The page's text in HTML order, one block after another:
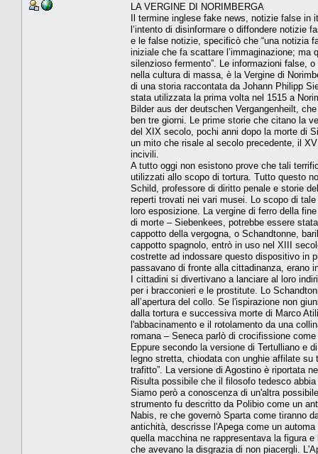
LA VERGINE DI NORIMBERGA
Il termine inglese fake news, notizie false in
l’intento di disinformare o diffondere notizie
e le false notizie, specificò che “una notizia
iniziale che fa scattare l’immaginazione; ma
silenzioso fermento”. Le informazioni false,
nella cultura di massa, è la Vergine di
di una storia raccontata da Johann Philipp
stata utilizzata la prima volta nel 1515 a
Bilder aus der deutschen Vergangenheilt,
ben tre giorni. Le prime storie che citano la
del XIX secolo, pochi anni dopo la morte di
un mito che risale al secolo precedente, il
incivili.
A tutto oggi non esistono prove che tali
utilizzati allo scopo di tortura. Tutto questo
Schild, professore di diritto penale e storie
reperti trovati nei vari musei. Lo scopo di
loro esposizione. La vergine di ferro della
di morte – Siebenkees, potrebbe essere
cappotto della vergogna, o Schandtonne,
cappotto spagnolo, entrò in uso nel XIII
costrette ad indossare questo dispositivo in
passavano di fronte alla cittadinanza, erano
I cittadini si divertivano a lanciare al loro
per i bracconieri e le prostitute. Lo
all’apertura del collo. Se l'ispirazione non
dalla tortura e successiva morte di Marco
l'abbacinamento e il rotolamento da una
romana – Seneca parlò di crocifissione
Eppure secondo la versione di Tertulliano e
legno stretta, chiodata con unghie affilate
trafitto”. La versione di Agostino è riportata
Risulta possibile che il filosofo tedesco
Siamo però a conoscenza di un'altra
strumento fu descritto da Polibio come un
Nabis, re che governò Sparta come tiranno
antichità, descrisse l'Apega come un
quella macchina ne rappresentava la figura
che avevano la disgrazia di non piacergli.